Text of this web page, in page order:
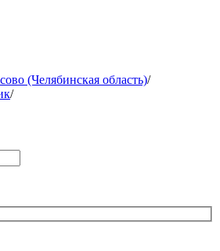
(Челябинская область)/
/